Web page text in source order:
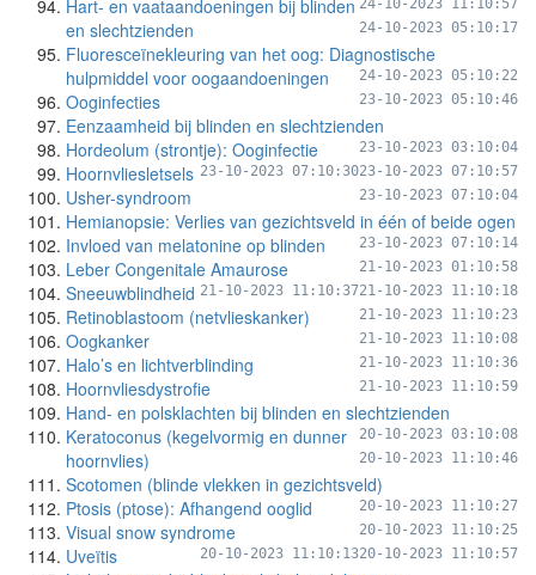
24-10-2023 11:10:57
Hart- en vaataandoeningen bij blinden
en slechtzienden
24-10-2023 05:10:17
Fluoresceïnekleuring van het oog: Diagnostische
hulpmiddel voor oogaandoeningen
24-10-2023 05:10:22
Ooginfecties 23-10-2023 05:10:46
Eenzaamheid bij blinden en slechtzienden
23-10-2023 03:10:04
Hordeolum (strontje): Ooginfectie
23-10-2023 07:10:57
Hoornvliesletsels 23-10-2023 07:10:30
Usher-syndroom 23-10-2023 07:10:04
Hemianopsie: Verlies van gezichtsveld in één of beide ogen
23-10-2023 07:10:14
Invloed van melatonine op blinden
21-10-2023 01:10:58
Leber Congenitale Amaurose
21-10-2023 11:10:18
Sneeuwblindheid 21-10-2023 11:10:37
Retinoblastoom (netvlieskanker) 21-10-2023 11:10:23
Oogkanker 21-10-2023 11:10:08
Halo’s en lichtverblinding 21-10-2023 11:10:36
Hoornvliesdystrofie 21-10-2023 11:10:59
Hand- en polsklachten bij blinden en slechtzienden
20-10-2023 03:10:08
Keratoconus (kegelvormig en dunner
hoornvlies)
20-10-2023 11:10:46
Scotomen (blinde vlekken in gezichtsveld)
20-10-2023 11:10:27
Ptosis (ptose): Afhangend ooglid
20-10-2023 11:10:25
Visual snow syndrome
20-10-2023 11:10:57
Uveïtis 20-10-2023 11:10:13